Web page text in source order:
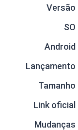
Versão
SO
Android
Lançamento
Tamanho
Link oficial
Mudanças